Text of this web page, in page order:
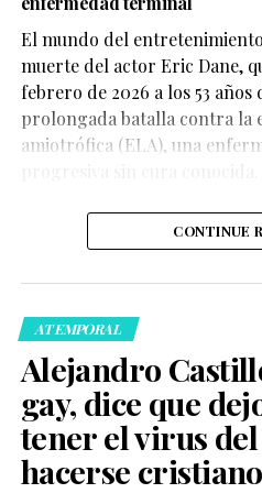
3.8k
Compartir
Brunch y experiencias
Código de vestimenta y
Les
Marlon
productor de
El mundo del
muerte del actor Eric Dane,
febrero de 2026 a los 53 años
prolongada batalla contra la
amiotrófica (ELA), una
CONTINUE
ATEMPORAL
Alejandro
gay, dice que
tener el virus
hacerse cristiano